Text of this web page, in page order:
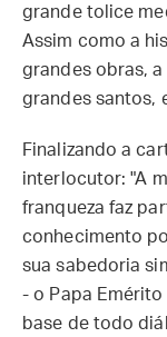
grande tolice
Assim como a
grandes obras,
grandes santos,
Finalizando a
interlocutor: "A
franqueza faz
conhecimento
sua sabedoria
- o Papa
base de todo